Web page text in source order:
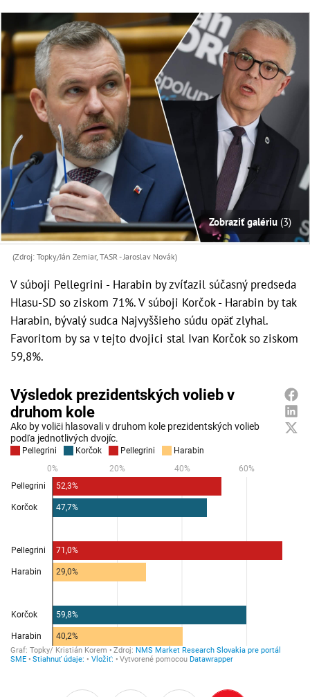
Zobraziť galériu (3)
(Zdroj: Topky/Ján Zemiar, TASR - Jaroslav Novák)
V súboji Pellegrini - Harabin by zvíťazil súčasný predseda
Hlasu-SD so ziskom 71%. V súboji Korčok - Harabin by tak
Harabin, bývalý sudca Najvyššieho súdu opäť zlyhal.
Favoritom by sa v tejto dvojici stal Ivan Korčok so ziskom
59,8%.